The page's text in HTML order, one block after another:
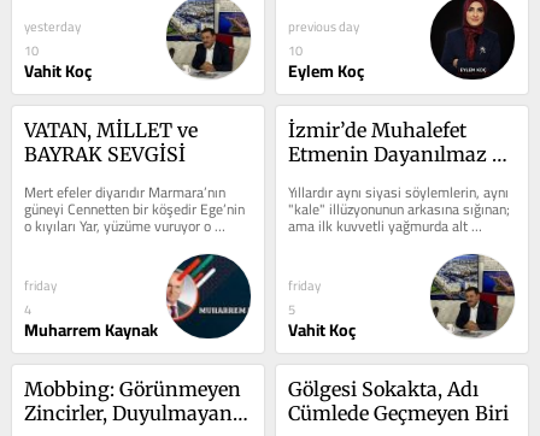
yesterday
10
Vahit Koç
previous day
10
Eylem Koç
VATAN, MİLLET ve
BAYRAK SEVGİSİ
Mert efeler diyarıdır Marmara’nın
güneyi Cennetten bir köşedir Ege’nin
o kıyıları Yar, yüzüme vuruyor o
denizin dalgaları Anlıyorum...
friday
4
Muharrem Kaynak
İzmir’de Muhalefet
Etmenin Dayanılmaz
Siyaseti
Yıllardır aynı siyasi söylemlerin, aynı
"kale" illüzyonunun arkasına sığınan;
ama ilk kuvvetli yağmurda alt
friday
5
Vahit Koç
Mobbing: Görünmeyen
Zincirler, Duyulmayan
Gölgesi Sokakta, Adı
Cümlede Geçmeyen Biri